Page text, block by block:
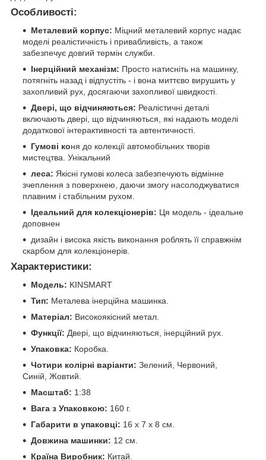
Особливості:
Металевий корпус: Міцний металевий корпус надає
моделі реалістичність і привабливість, а також
забезпечує довгий термін служби.
Інерційний механізм: Просто натисніть на машинку,
потягніть назад і відпустіть - і вона миттєво вирушить у
захопливий рух, досягаючи захопливої швидкості.
Двері, що відчиняються: Реалістичні деталі
включають двері, що відчиняються, які надають моделі
додаткової інтерактивності та автентичності.
Гумові коня до колекції автомобільних творів
мистецтва. Унікальний
леса: Якісні гумові колеса забезпечують відмінне
зчеплення з поверхнею, даючи змогу насолоджуватися
плавним і стабільним рухом.
Ідеальний для колекціонерів: Ця модель - ідеальне
доповнен
дизайн і висока якість виконання роблять її справжнім
скарбом для колекціонерів.
Характеристики:
Модель: KINSMART
Тип: Металева інерційна машинка.
Матеріал: Високоякісний метал.
Функції: Двері, що відчиняються, інерційний рух.
Упаковка: Коробка.
Чотири колірні варіанти: Зелений, Червоний,
Синій, Жовтий.
Масштаб: 1:38
Вага з Упаковкою: 160 г.
Габарити в упаковці: 16 x 7 x 8 см.
Довжина машинки: 12 см.
Країна Виробник: Китай.